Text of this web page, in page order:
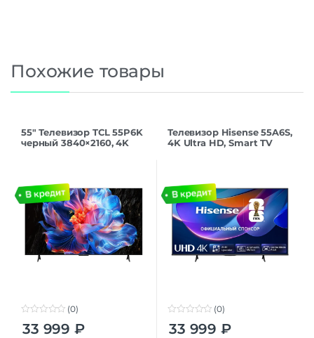
Похожие товары
55″ Телевизор TCL 55P6K
черный 3840×2160, 4K
o
(0)
33 999 ₽
Телевизор Hisense 55A6S,
4K Ultra HD, Smart TV
o
(0)
33 999 ₽